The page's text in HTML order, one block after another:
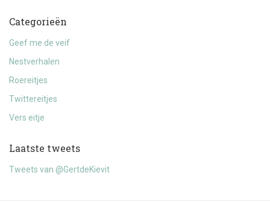
Categorieën
Geef me de veif
Nestverhalen
Roereitjes
Twittereitjes
Vers eitje
Laatste tweets
Tweets van @GertdeKievit